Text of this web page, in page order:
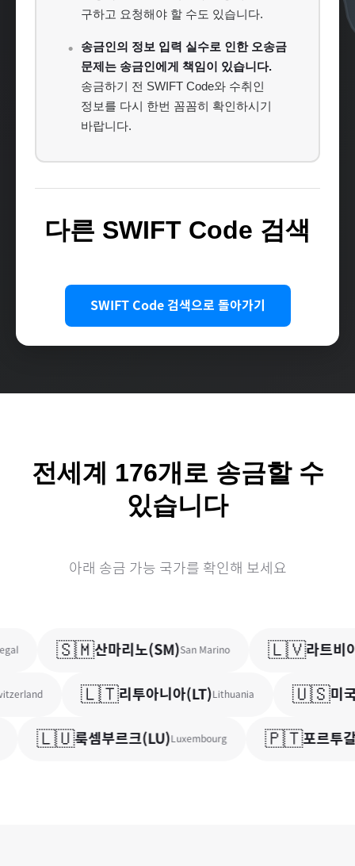
구하고 요청해야 할 수도 있습니다.
송금인의 정보 입력 실수로 인한 오송금
문제는 송금인에게 책임이 있습니다.
송금하기 전 SWIFT Code와 수취인
정보를 다시 한번 꼼꼼히 확인하시기
바랍니다.
다른 SWIFT Code 검색
SWIFT Code 검색으로 돌아가기
전세계 176개로 송금할 수
있습니다
아래 송금 가능 국가를 확인해 보세요
🇸🇲산마리노(SM)San Marino 🇱🇻라트비아
🇱🇹리투아니아(LT)Lithuania 🇺🇸미국(
🇱🇺룩셈부르크(LU)Luxembourg 🇵🇹포르투갈(